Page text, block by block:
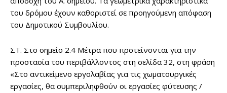
του δρόμου έχουν καθοριστεί σε προηγούμενη απόφαση
του Δημοτικού Συμβουλίου.
ΣΤ. Στο σημείο 2.4 Μέτρα που προτείνονται για την
προστασία του περιβάλλοντος στη σελίδα 32, στη φράση
«Στο αντικείμενο εργολαβίας για τις χωματουργικές
εργασίες, θα συμπεριληφθούν οι εργασίες φύτευσης /